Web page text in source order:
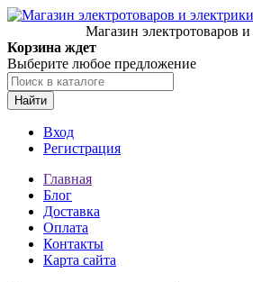
Магазин электротоваров
Корзина ждет
Выберите любое предложение
Найти
Вход
Регистрация
Главная
Блог
Доставка
Оплата
Контакты
Карта сайта